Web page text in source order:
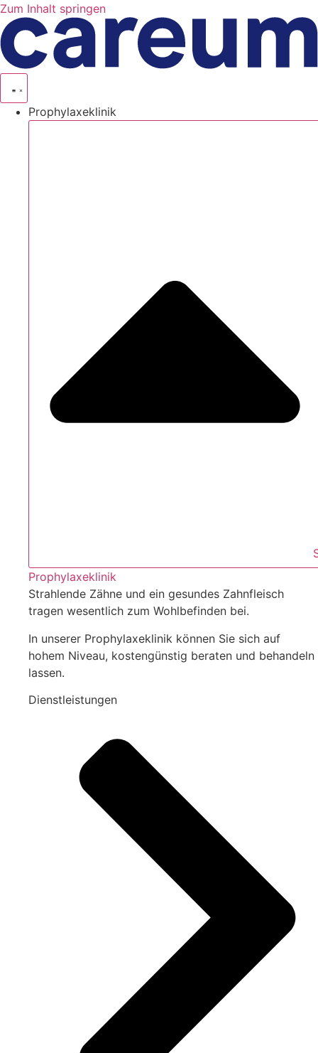
Zum Inhalt springen
Prophylaxeklinik
Prophylaxeklinik
Strahlende Zähne und ein gesundes Zahnfleisch
tragen wesentlich zum Wohlbefinden bei.
In unserer Prophylaxeklinik können Sie sich auf
hohem Niveau, kostengünstig beraten und behandeln
lassen.
Dienstleistungen